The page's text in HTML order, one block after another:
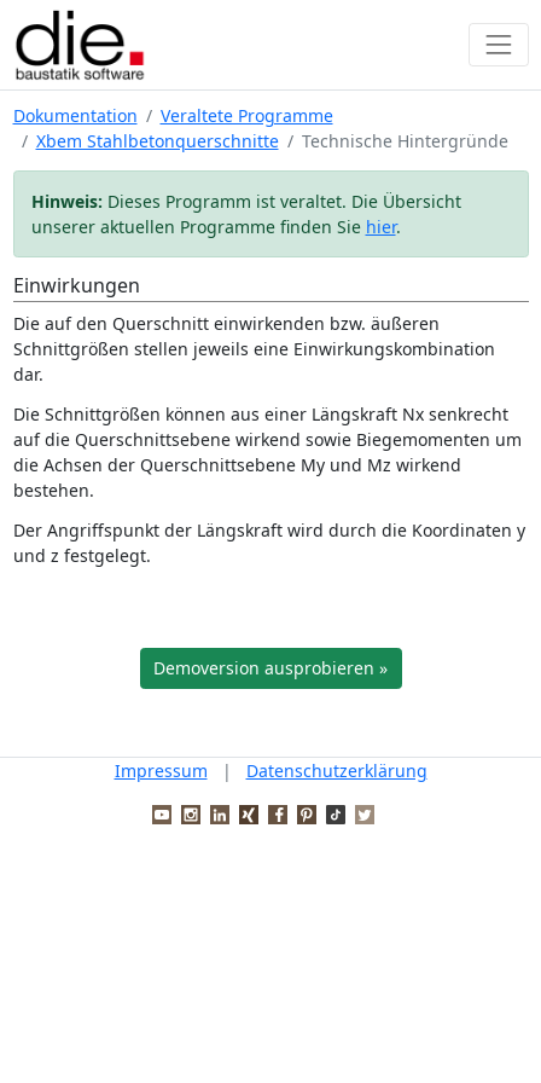
Dokumentation
Veraltete Programme
Xbem Stahlbetonquerschnitte
Technische Hintergründe
Hinweis: Dieses Programm ist veraltet. Die Übersicht
unserer aktuellen Programme finden Sie hier.
Einwirkungen
Die auf den Querschnitt einwirkenden bzw. äußeren
Schnittgrößen stellen jeweils eine Einwirkungskombination
dar.
Die Schnittgrößen können aus einer Längskraft Nx senkrecht
auf die Querschnittsebene wirkend sowie Biegemomenten um
die Achsen der Querschnittsebene My und Mz wirkend
bestehen.
Der Angriffspunkt der Längskraft wird durch die Koordinaten y
und z festgelegt.
Demoversion ausprobieren »
Impressum | Datenschutzerklärung